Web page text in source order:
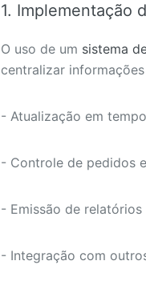
1. Implementação
O uso de um sistema
centralizar
- Atualização em
- Controle de pedidos
- Emissão de
- Integração com